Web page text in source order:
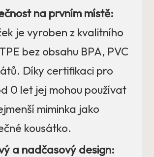
na prvním místě:
je vyroben z kvalitního
bez obsahu BPA, PVC
Díky certifikaci pro
0 let jej mohou používat
miminka jako
kousátko.
a nadčasový design: